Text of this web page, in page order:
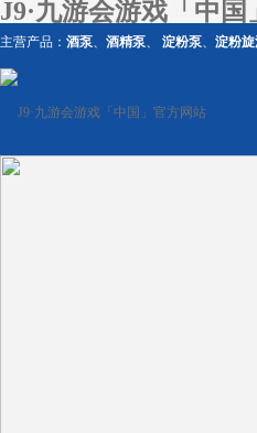
J9·九游会游戏「中
主营产品： 酒泵、 酒精泵、 淀粉泵、 淀粉